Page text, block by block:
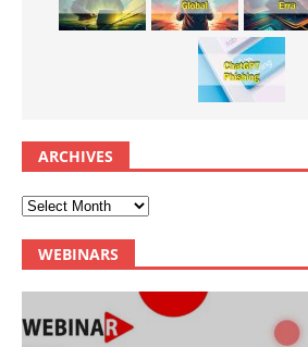
ARCHIVES
WEBINARS